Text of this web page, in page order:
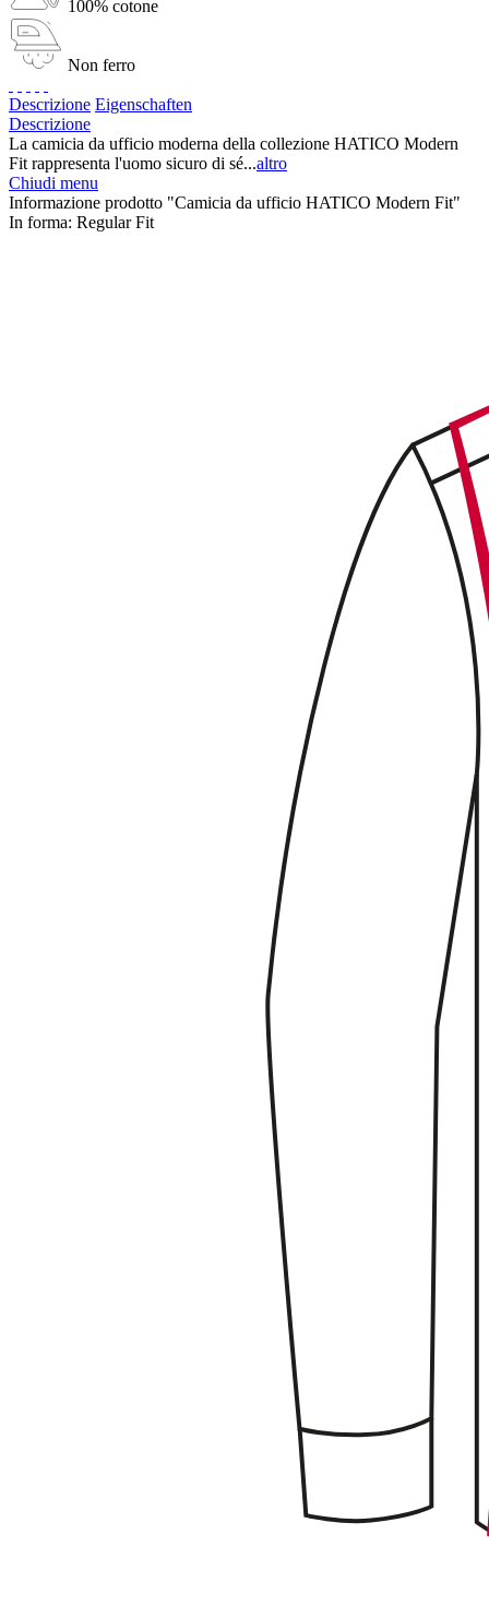
100% cotone
Non ferro
Descrizione Eigenschaften
Descrizione
La camicia da ufficio moderna della collezione HATICO Modern
Fit rappresenta l'uomo sicuro di sé...altro
Chiudi menu
Informazione prodotto "Camicia da ufficio HATICO Modern Fit"
In forma: Regular Fit